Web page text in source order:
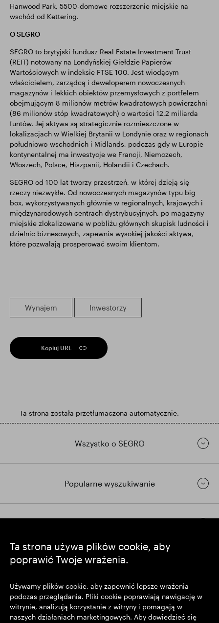
Ta strona używa plików cookie, aby
poprawić Twoje wrażenia.
Używamy plików cookie, aby zapewnić lepsze wrażenia
podczas przeglądania. Pliki cookie poprawiają nawigację w
witrynie, analizują korzystanie z witryny i pomagają w
naszych działaniach marketingowych. Aby dowiedzieć się
Hanwood Park, 5500-domowe rozszerzenie miejskie na
wschód od Kettering.
O SEGRO
SEGRO to brytyjski fundusz Real Estate Investment Trust
(REIT) notowany na Londyńskiej Giełdzie Papierów
Wartościowych w indeksie FTSE 100. Jest wiodącym
właścicielem, zarządcą i deweloperem nowoczesnych
magazynów i lekkich obiektów przemysłowych z portfelem
obejmującym 8 milionów metrów kwadratowych powierzchni
(86 milionów stóp kwadratowych) o wartości 12,2 miliarda
funtów. Jej aktywa są strategicznie rozmieszczone w
lokalizacjach w Wielkiej Brytanii w Londynie oraz w regionach
południowo-wschodnich i Midlands, podczas gdy w Europie
kontynentalnej ma inwestycje we Francji, Niemczech,
Włoszech, Polsce, Hiszpanii, Holandii i Czechach.
SEGRO od 100 lat tworzy przestrzeń, w której dzieją się
rzeczy niezwykłe. Od nowoczesnych magazynów typu big
box, wykorzystywanych głównie w regionalnych, krajowych i
międzynarodowych centrach dystrybucyjnych, po magazyny
miejskie zlokalizowane w pobliżu głównych skupisk ludności i
dzielnic biznesowych, zapewnia wysokiej jakości aktywa,
które pozwalają prosperować swoim klientom.
Wynajem Inwestorzy
Kopiuj URL
Ta strona została przetłumaczona automatycznie.
Wszystko o SEGRO
Popularne wyszukiwanie
https://www.linkedin.com/
https://www.youtube.com/
SEGRO plc
Siedziba: 1 New Burlington Place, Londyn W1S 2HR
Zarejestrowana w Wielkiej Brytanii pod nr 167591
Miejsce rejestracji: Anglia i Walia